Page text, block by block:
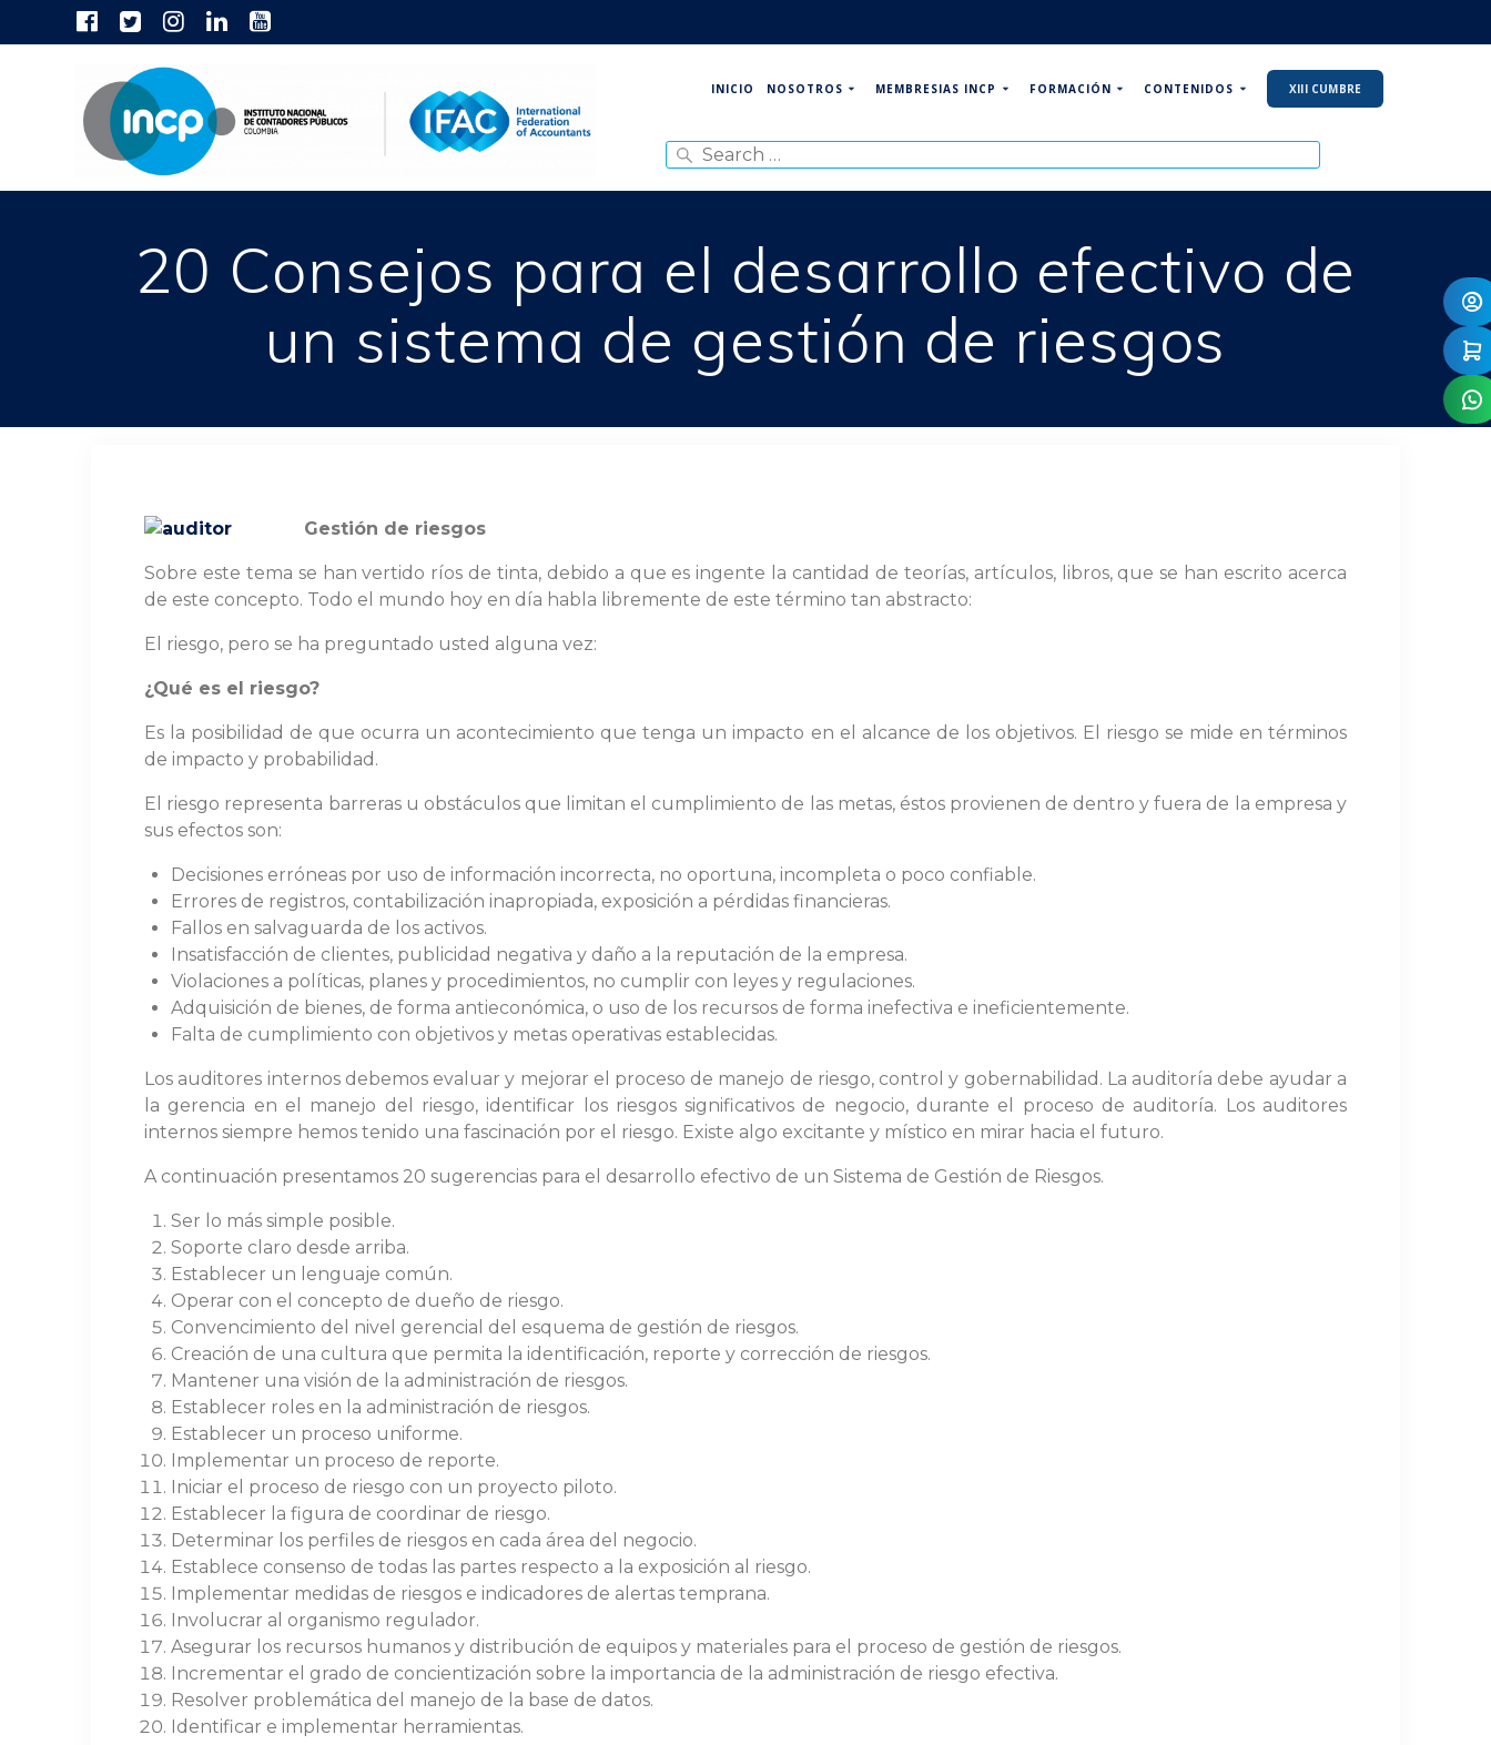
INICIO NOSOTROS MEMBRESIAS INCP FORMACIÓN CONTENIDOS XIII CUMBRE
for:
20 Consejos para el desarrollo efectivo de
un sistema de gestión de riesgos
Gestión de riesgos
Sobre este tema se han vertido ríos de tinta, debido a que es ingente la cantidad de teorías, artículos, libros, que se han escrito acerca
de este concepto. Todo el mundo hoy en día habla libremente de este término tan abstracto:
El riesgo, pero se ha preguntado usted alguna vez:
¿Qué es el riesgo?
Es la posibilidad de que ocurra un acontecimiento que tenga un impacto en el alcance de los objetivos. El riesgo se mide en términos
de impacto y probabilidad.
El riesgo representa barreras u obstáculos que limitan el cumplimiento de las metas, éstos provienen de dentro y fuera de la empresa y
sus efectos son:
Decisiones erróneas por uso de información incorrecta, no oportuna, incompleta o poco confiable.
Errores de registros, contabilización inapropiada, exposición a pérdidas financieras.
Fallos en salvaguarda de los activos.
Insatisfacción de clientes, publicidad negativa y daño a la reputación de la empresa.
Violaciones a políticas, planes y procedimientos, no cumplir con leyes y regulaciones.
Adquisición de bienes, de forma antieconómica, o uso de los recursos de forma inefectiva e ineficientemente.
Falta de cumplimiento con objetivos y metas operativas establecidas.
Los auditores internos debemos evaluar y mejorar el proceso de manejo de riesgo, control y gobernabilidad. La auditoría debe ayudar a
la gerencia en el manejo del riesgo, identificar los riesgos significativos de negocio, durante el proceso de auditoría. Los auditores
internos siempre hemos tenido una fascinación por el riesgo. Existe algo excitante y místico en mirar hacia el futuro.
A continuación presentamos 20 sugerencias para el desarrollo efectivo de un Sistema de Gestión de Riesgos.
Ser lo más simple posible.
Soporte claro desde arriba.
Establecer un lenguaje común.
Operar con el concepto de dueño de riesgo.
Convencimiento del nivel gerencial del esquema de gestión de riesgos.
Creación de una cultura que permita la identificación, reporte y corrección de riesgos.
Mantener una visión de la administración de riesgos.
Establecer roles en la administración de riesgos.
Establecer un proceso uniforme.
Implementar un proceso de reporte.
Iniciar el proceso de riesgo con un proyecto piloto.
Establecer la figura de coordinar de riesgo.
Determinar los perfiles de riesgos en cada área del negocio.
Establece consenso de todas las partes respecto a la exposición al riesgo.
Implementar medidas de riesgos e indicadores de alertas temprana.
Involucrar al organismo regulador.
Asegurar los recursos humanos y distribución de equipos y materiales para el proceso de gestión de riesgos.
Incrementar el grado de concientización sobre la importancia de la administración de riesgo efectiva.
Resolver problemática del manejo de la base de datos.
Identificar e implementar herramientas.